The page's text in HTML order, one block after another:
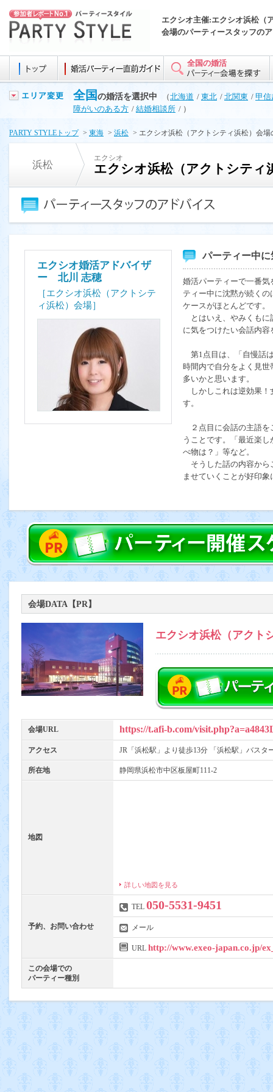
エクシオ主催:エクシオ浜松（
会場のパーティースタッフの
全国の婚活
全国 の婚活を選択中 （北海道 / 東北 / 北関東 / 甲信
障がいのある方 / 結婚相談所 / ）
PARTY STYLEトップ > 東海 > 浜松 > エクシオ浜松（アクトシティ浜松）会
浜松
エクシオ
エクシオ浜松（アクトシティ
エクシオ婚活アドバイザ
ー 北川 志穂
［エクシオ浜松（アクトシテ
ィ浜松）会場］
パーティー中
婚活パーティーで一番
ティー中に沈黙が続く
ケースがほとんどです。
とはいえ、やみくもに
に気をつけたい会話内
第1点目は、「自慢話
時間内で自分をよく見
多いかと思います。
しかしこれは逆効果！
す。
２点目に会話の主語を
うことです。「最近楽
べ物は？」等など。
そうした話の内容から
ませていくことが好印
会場DATA【PR】
エクシオ浜松（アクト
会場URL https://t.afi-b.com/
アクセス JR「浜松駅」より徒歩13分 「浜松駅」バスタ
所在地 静岡県浜松市中区板屋町111-2
地図
詳しい地図を見る
予約、お問い合わせ
TEL 050-5531-9451
メール
URL http://www.exeo-japan.co.jp/
この会場での
パーティー種別